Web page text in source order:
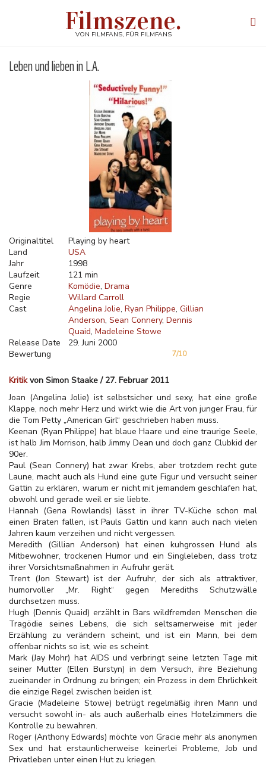
Filmszene.
VON FILMFANS, FÜR FILMFANS
Leben und lieben in L.A.
Originaltitel
Playing by heart
Land
USA
Jahr
1998
Laufzeit
121 min
Genre
Komödie Drama
Regie
Willard Carroll
Cast
Angelina Jolie Ryan Philippe Gillian
Anderson Sean Connery Dennis
Quaid Madeleine Stowe
Release Date
29. Juni 2000
Bewertung
7/10
Kritikvon Simon Staake / 27. Februar 2011
Joan (Angelina Jolie) ist selbstsicher und sexy, hat eine große
Klappe, noch mehr Herz und wirkt wie die Art von junger Frau, für
die Tom Petty „American Girl“ geschrieben haben muss.
Keenan (Ryan Philippe) hat blaue Haare und eine traurige Seele,
ist halb Jim Morrison, halb Jimmy Dean und doch ganz Clubkid der
90er.
Paul (Sean Connery) hat zwar Krebs, aber trotzdem recht gute
Laune, macht auch als Hund eine gute Figur und versucht seiner
Gattin zu erklären, warum er nicht mit jemandem geschlafen hat,
obwohl und gerade weil er sie liebte.
Hannah (Gena Rowlands) lässt in ihrer TV-Küche schon mal
einen Braten fallen, ist Pauls Gattin und kann auch nach vielen
Jahren kaum verzeihen und nicht vergessen.
Meredith (Gillian Anderson) hat einen kuhgrossen Hund als
Mitbewohner, trockenen Humor und ein Singleleben, dass trotz
ihrer Vorsichtsmaßnahmen in Aufruhr gerät.
Trent (Jon Stewart) ist der Aufruhr, der sich als attraktiver,
humorvoller „Mr. Right“ gegen Merediths Schutzwälle
durchsetzen muss.
Hugh (Dennis Quaid) erzählt in Bars wildfremden Menschen die
Tragödie seines Lebens, die sich seltsamerweise mit jeder
Erzählung zu verändern scheint, und ist ein Mann, bei dem
offenbar nichts so ist, wie es scheint.
Mark (Jay Mohr) hat AIDS und verbringt seine letzten Tage mit
seiner Mutter (Ellen Burstyn) in dem Versuch, ihre Beziehung
zueinander in Ordnung zu bringen; ein Prozess in dem Ehrlichkeit
die einzige Regel zwischen beiden ist.
Gracie (Madeleine Stowe) betrügt regelmäßig ihren Mann und
versucht sowohl in- als auch außerhalb eines Hotelzimmers die
Kontrolle zu bewahren.
Roger (Anthony Edwards) möchte von Gracie mehr als anonymen
Sex und hat erstaunlicherweise keinerlei Probleme, Job und
Privatleben unter einen Hut zu kriegen.